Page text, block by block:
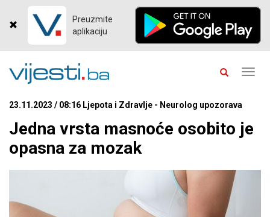
Preuzmite
aplikaciju
23.11.2023 / 08:16 Ljepota i Zdravlje - Neurolog upozorava
Jedna vrsta masnoće osobito je
opasna za mozak